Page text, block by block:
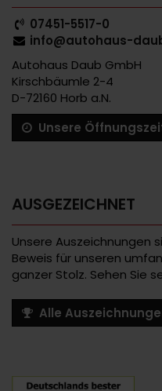
07451-5517-0
info@autohaus-
Autohaus Daub GmbH
Kirschbäumle 2-4
D-72160 Horb a.N.
Unsere
AUSGEZEICHNET
Unsere Auszeichnungen
Beweis für unseren
ganzer Stolz. Sehen Sie
Alle